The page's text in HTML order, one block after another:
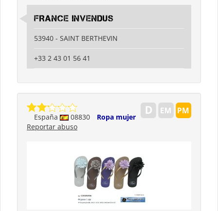
FRANCE INVENDUS
53940 - SAINT BERTHEVIN
+33 2 43 01 56 41
España 08830
Ropa mujer
Reportar abuso